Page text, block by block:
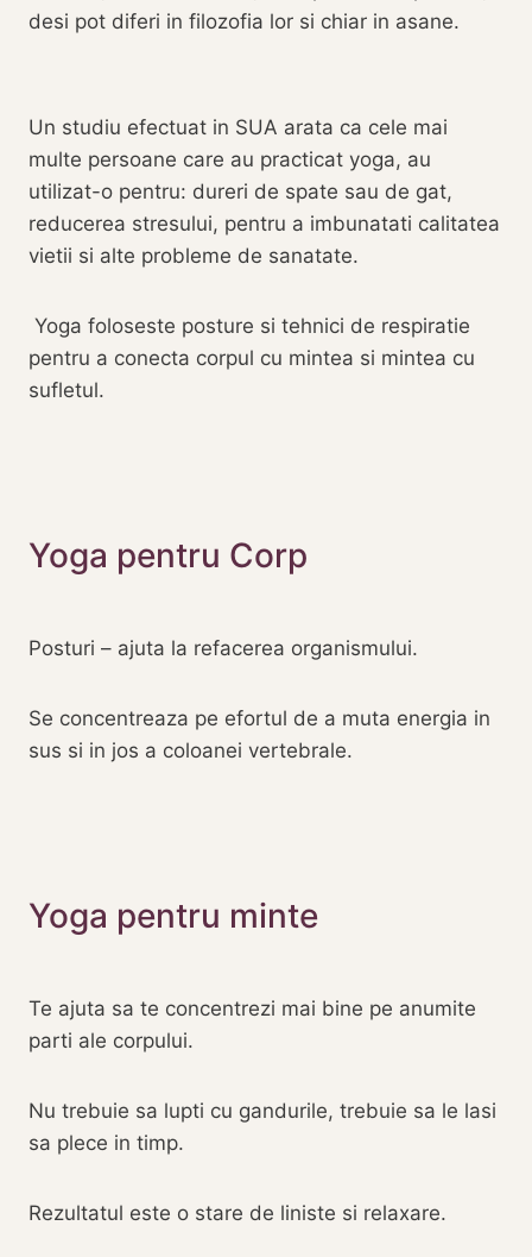
desi pot diferi in filozofia lor si chiar in asane.
‎Un studiu efectuat in SUA arata ca cele mai
multe persoane care au practicat yoga, au
utilizat-o pentru: dureri de spate sau de gat,
reducerea stresului, pentru a imbunatati calitatea
vietii si alte probleme de sanatate.
‎ ‎Yoga foloseste posture si tehnici de respiratie
pentru a conecta corpul cu mintea si mintea cu
sufletul.
‎Yoga pentru Corp
Posturi – ajuta la refacerea organismului.
Se concentreaza pe efortul de a muta energia in
sus si in jos a coloanei vertebrale.
Yoga pentru minte
Te ajuta sa te concentrezi mai bine pe anumite
parti ale corpului.
Nu trebuie sa lupti cu gandurile, trebuie sa le lasi
sa plece in timp.
Rezultatul este o stare de liniste si relaxare.